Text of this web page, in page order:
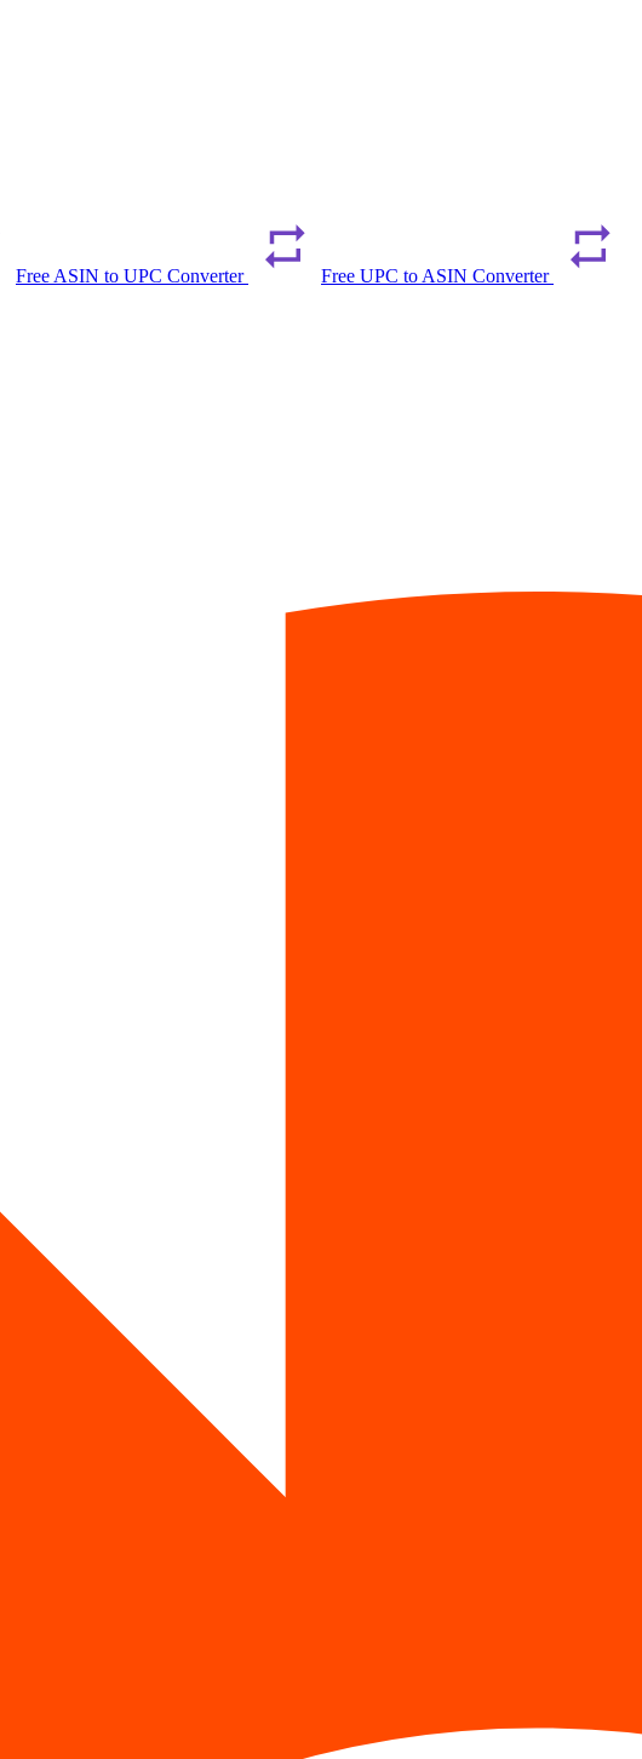
Free ASIN to UPC Converter
Free UPC to ASIN Converter